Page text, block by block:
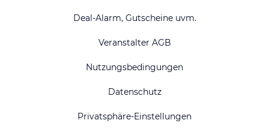
Deal-Alarm, Gutscheine uvm.
Veranstalter AGB
Nutzungsbedingungen
Datenschutz
Privatsphäre-Einstellungen